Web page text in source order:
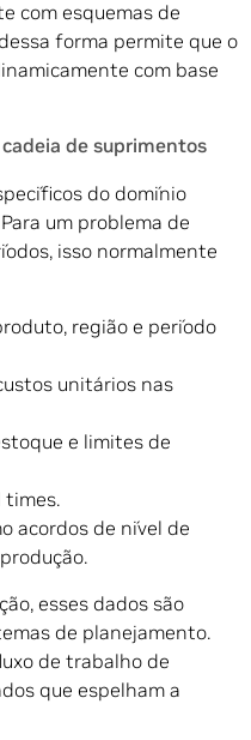
com esquemas de
forma permite que o
com base
de suprimentos
do domínio
um problema de
isso normalmente
região e período
unitários nas
e limites de
times.
acordos de nível de
esses dados são
de planejamento.
de trabalho de
que espelham a